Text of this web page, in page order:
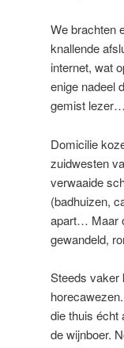
We brachten
knallende
internet, wat
enige nadeel
gemist lezer…
Domicilie
zuidwesten
verwaaide
(badhuizen,
apart… Maar
gewandeld,
Steeds vaker
die thuis écht
de wijnboer.